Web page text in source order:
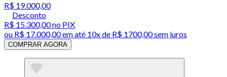
R$ 19.000,00
Desconto
R$ 15.300,00no PIX
ou R$ 17.000,00em até 10x de R$ 1700,00 sem juros
COMPRAR AGORA